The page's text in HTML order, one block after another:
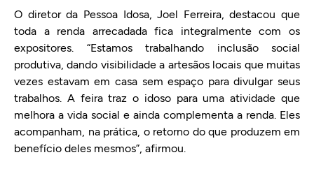
O diretor da Pessoa Idosa, Joel Ferreira, destacou que
toda a renda arrecadada fica integralmente com os
expositores. “Estamos trabalhando inclusão social
produtiva, dando visibilidade a artesãos locais que muitas
vezes estavam em casa sem espaço para divulgar seus
trabalhos. A feira traz o idoso para uma atividade que
melhora a vida social e ainda complementa a renda. Eles
acompanham, na prática, o retorno do que produzem em
benefício deles mesmos”, afirmou.